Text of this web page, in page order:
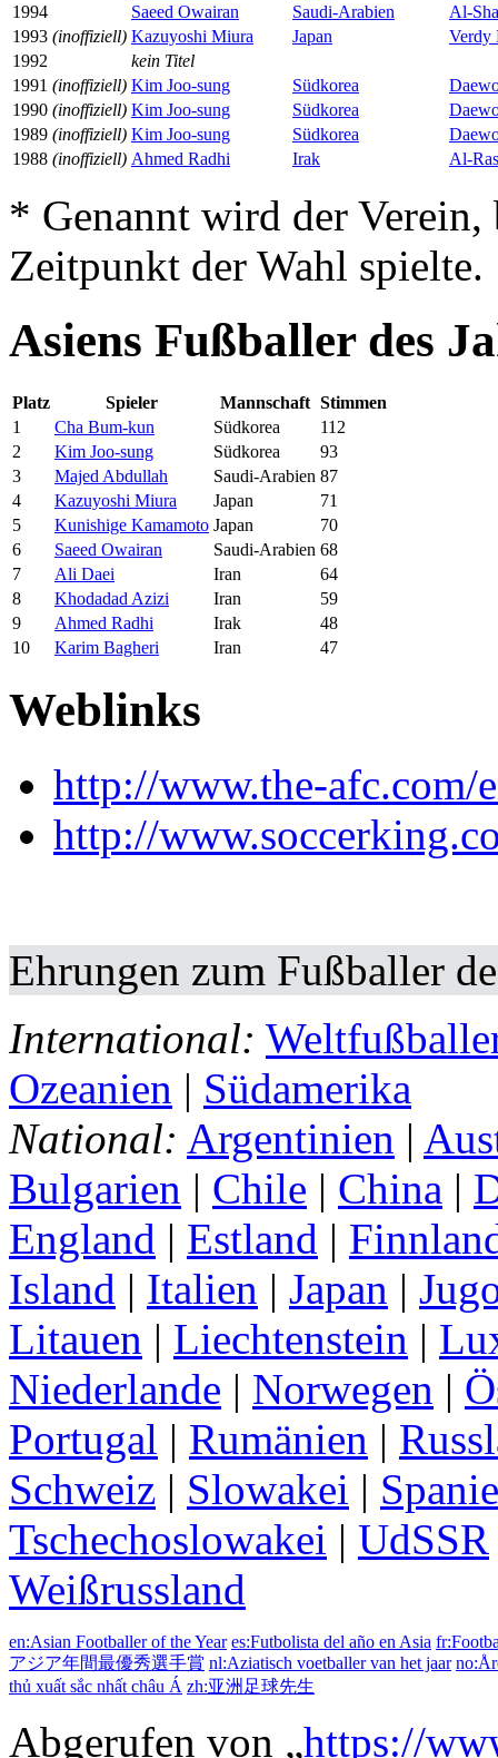
1994
Saeed Owairan Saudi-Arabien
Al-
1993 (inoffiziell) Kazuyoshi Miura Japan
Verdy
1992
kein Titel
1991 (inoffiziell) Kim Joo-sung Südkorea
1990 (inoffiziell) Kim Joo-sung Südkorea
1989 (inoffiziell) Kim Joo-sung Südkorea
1988 (inoffiziell) Ahmed Radhi Irak Al-
* Genannt wird der Verein,
Zeitpunkt der Wahl spielte.
Asiens Fußballer des
Platz Spieler Mannschaft Stimmen
1
Cha Bum-kun Südkorea
112
2
Kim Joo-sung Südkorea
93
3
Majed Abdullah Saudi-Arabien 87
4
Kazuyoshi Miura Japan
71
5
Kunishige Kamamoto Japan
70
6
Saeed Owairan Saudi-Arabien 68
7
Ali Daei Iran
64
8
Khodadad Azizi Iran
59
9
Ahmed Radhi Irak
48
10
Karim Bagheri Iran 47
Weblinks
http://www.the-afc.com/
http://
Ehrungen zum Fußballer
International:
Ozeanien | Südamerika
National: Argentinien |
Bulgarien | Chile | China |
England | Estland |
Island | Italien | Japan |
Litauen | Liechtenstein |
Niederlande | Norwegen |
Portugal | Rumänien |
Schweiz | Slowakei |
Tschechoslowakei | UdSSR
Weißrussland
en:Asian Footballer of the Year es:Futbolista del año en Asia
アジア年間最優秀選手賞 nl:Aziatisch voetballer van het jaar
thủ xuất sắc nhất châu Á zh:亚洲足球先生
Abgerufen von „https://